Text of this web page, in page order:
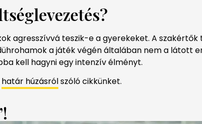
agresszívvá teszik-e a gyerekeket. A
a játék végén általában nem a látott
kell hagyni egy intenzív élményt.
határ húzásrólszóló cikkünket.